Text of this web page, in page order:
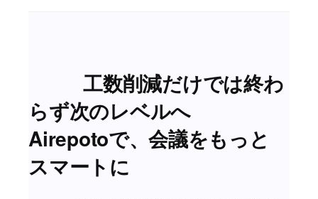
工数削減だけでは終わ
らず次のレベルへ
Airepotoで、会議をもっと
スマートに